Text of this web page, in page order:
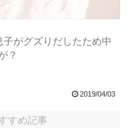
がグズりだしたため中
？
2019/04/03
すめ記事